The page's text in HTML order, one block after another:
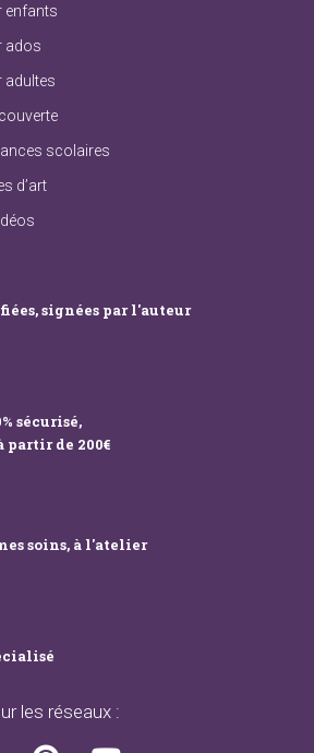
enfants
ados
adultes
scolaires
d’art
signées par l'auteur
sécurisé,
partir de 200€
soins, à l'atelier
les réseaux :